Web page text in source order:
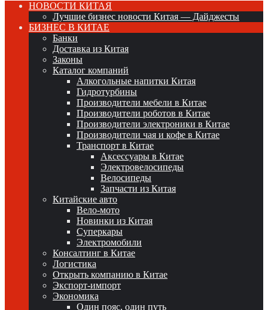
НОВОСТИ КИТАЯ
Лучшие бизнес новости Китая — Дайджесты
БИЗНЕС В КИТАЕ
Банки
Доставка из Китая
Законы
Каталог компаний
Алкогольные напитки Китая
Гидротурбины
Производители мебели в Китае
Производители роботов в Китае
Производители электроники в Китае
Производители чая и кофе в Китае
Транспорт в Китае
Аксессуары в Китае
Электровелосипеды
Велосипеды
Запчасти из Китая
Китайские авто
Вело-мото
Новинки из Китая
Суперкары
Электромобили
Консалтинг в Китае
Логистика
Открыть компанию в Китае
Экспорт-импорт
Экономика
Один пояс, один путь